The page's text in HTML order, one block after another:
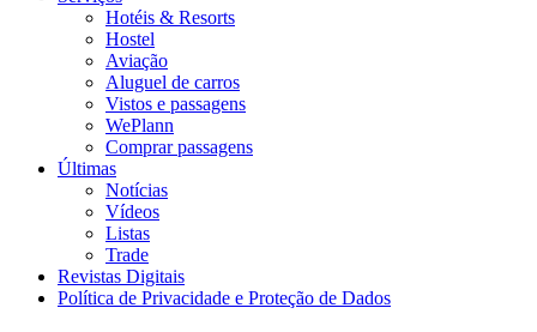
Hotéis & Resorts
Hostel
Aviação
Aluguel de carros
Vistos e passagens
WePlann
Comprar passagens
Últimas
Notícias
Vídeos
Listas
Trade
Revistas Digitais
Política de Privacidade e Proteção de Dados